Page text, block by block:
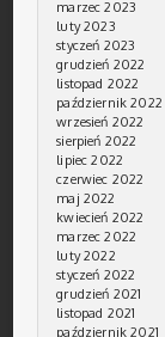
marzec 2023
luty 2023
styczeń 2023
grudzień 2022
listopad 2022
październik 2022
wrzesień 2022
sierpień 2022
lipiec 2022
czerwiec 2022
maj 2022
kwiecień 2022
marzec 2022
luty 2022
styczeń 2022
grudzień 2021
listopad 2021
październik 2021